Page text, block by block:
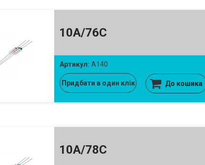
10A/76C
Артикул: A140
Придбати в один клік До кошика
10A/78C